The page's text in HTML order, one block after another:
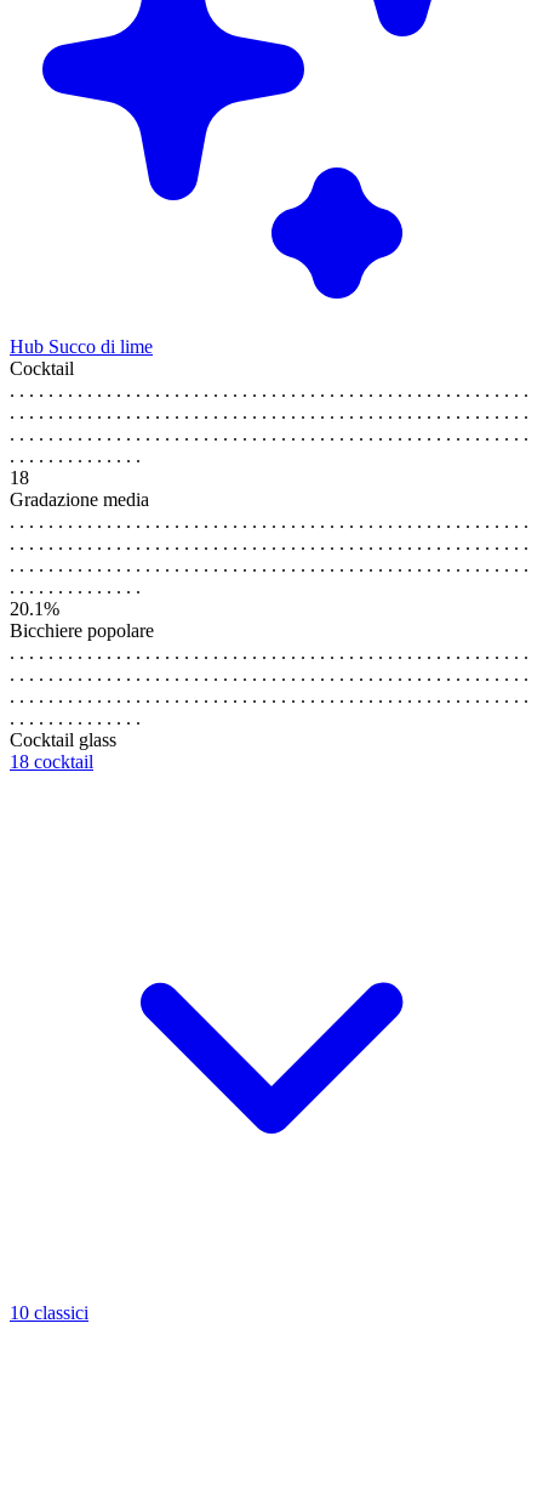
Hub Succo di lime
Cocktail
. . . . . . . . . . . . . . . . . . . . . . . . . . . . . . . . . . . . . . . . . . . . . . . . . . . . . .
. . . . . . . . . . . . . . . . . . . . . . . . . . . . . . . . . . . . . . . . . . . . . . . . . . . . . .
. . . . . . . . . . . . . . . . . . . . . . . . . . . . . . . . . . . . . . . . . . . . . . . . . . . . . .
. . . . . . . . . . . . . .
18
Gradazione media
. . . . . . . . . . . . . . . . . . . . . . . . . . . . . . . . . . . . . . . . . . . . . . . . . . . . . .
. . . . . . . . . . . . . . . . . . . . . . . . . . . . . . . . . . . . . . . . . . . . . . . . . . . . . .
. . . . . . . . . . . . . . . . . . . . . . . . . . . . . . . . . . . . . . . . . . . . . . . . . . . . . .
. . . . . . . . . . . . . .
20.1%
Bicchiere popolare
. . . . . . . . . . . . . . . . . . . . . . . . . . . . . . . . . . . . . . . . . . . . . . . . . . . . . .
. . . . . . . . . . . . . . . . . . . . . . . . . . . . . . . . . . . . . . . . . . . . . . . . . . . . . .
. . . . . . . . . . . . . . . . . . . . . . . . . . . . . . . . . . . . . . . . . . . . . . . . . . . . . .
. . . . . . . . . . . . . .
Cocktail glass
18 cocktail
10 classici